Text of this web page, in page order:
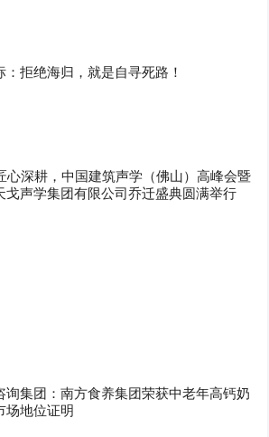
：拒绝海归，就是自寻死路！
心深耕，中国建筑声学（佛山）高峰会暨
戈声学集团有限公司乔迁盛典圆满举行
询集团：南方食养集团荣获中老年高钙奶
场地位证明